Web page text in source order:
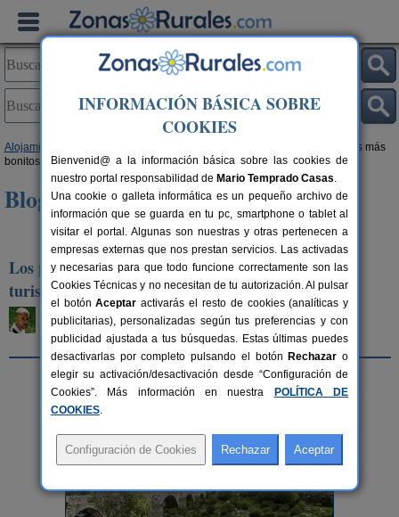
Alojamientos
> Los pueblos más
bonitos de Ávila para practicar turismo rural
Blog de Turismo Rural
«Anterior artículo|Siguiente artículo»
Los pueblos más bonitos de Ávila para practicar
turismo rural
Sergio Delgado
Viernes, 12 de febrero de 2021
INFORMACIÓN BÁSICA SOBRE
COOKIES
Bienvenid@ a la información básica sobre las cookies de
nuestro portal responsabilidad de Mario Temprado Casas.
Una cookie o galleta informática es un pequeño archivo de
información que se guarda en tu pc, smartphone o tablet al
visitar el portal. Algunas son nuestras y otras pertenecen a
empresas externas que nos prestan servicios. Las activadas
y necesarias para que todo funcione correctamente son las
Cookies Técnicas y no necesitan de tu autorización. Al pulsar
el botónAceptar activarás el resto de cookies (analíticas y
publicitarias), personalizadas según tus preferencias y con
publicidad ajustada a tus búsquedas. Estas últimas puedes
desactivarlas por completo pulsando el botón Rechazar o
elegir su activación/desactivación desde “Configuración de
Cookies”. Más información en nuestra
POLÍTICA DE
COOKIES.